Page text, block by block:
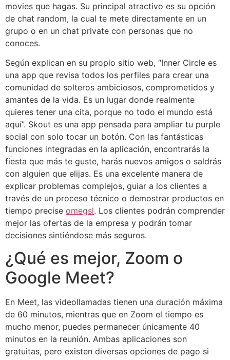
movies que hagas. Su principal atractivo es su opción
de chat random, la cual te mete directamente en un
grupo o en un chat private con personas que no
conoces.
Según explican en su propio sitio web, “Inner Circle es
una app que revisa todos los perfiles para crear una
comunidad de solteros ambiciosos, comprometidos y
amantes de la vida. Es un lugar donde realmente
quieres tener una cita, porque no todo el mundo está
aquí”. Skout es una app pensada para ampliar tu purple
social con solo tocar un botón. Con las fantásticas
funciones integradas en la aplicación, encontrarás la
fiesta que más te guste, harás nuevos amigos o saldrás
con alguien que elijas. Es una excelente manera de
explicar problemas complejos, guiar a los clientes a
través de un proceso técnico o demostrar productos en
tiempo precise omegsl. Los clientes podrán comprender
mejor las ofertas de la empresa y podrán tomar
decisiones sintiéndose más seguros.
¿Qué es mejor, Zoom o
Google Meet?
En Meet, las videollamadas tienen una duración máxima
de 60 minutos, mientras que en Zoom el tiempo es
mucho menor, puedes permanecer únicamente 40
minutos en la reunión. Ambas aplicaciones son
gratuitas, pero existen diversas opciones de pago si